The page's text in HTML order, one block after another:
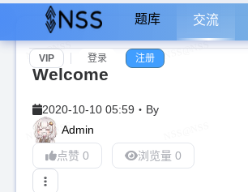
题库 交流
VIP 登录 注册
Welcome
2020-10-10 05:59 ・ By
Admin
点赞 0
浏览量 0